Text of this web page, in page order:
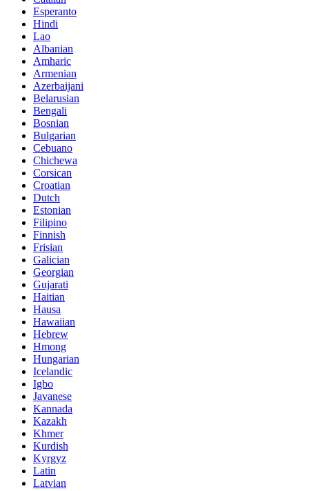
Esperanto
Hindi
Lao
Albanian
Amharic
Armenian
Azerbaijani
Belarusian
Bengali
Bosnian
Bulgarian
Cebuano
Chichewa
Corsican
Croatian
Dutch
Estonian
Filipino
Finnish
Frisian
Galician
Georgian
Gujarati
Haitian
Hausa
Hawaiian
Hebrew
Hmong
Hungarian
Icelandic
Igbo
Javanese
Kannada
Kazakh
Khmer
Kurdish
Kyrgyz
Latin
Latvian